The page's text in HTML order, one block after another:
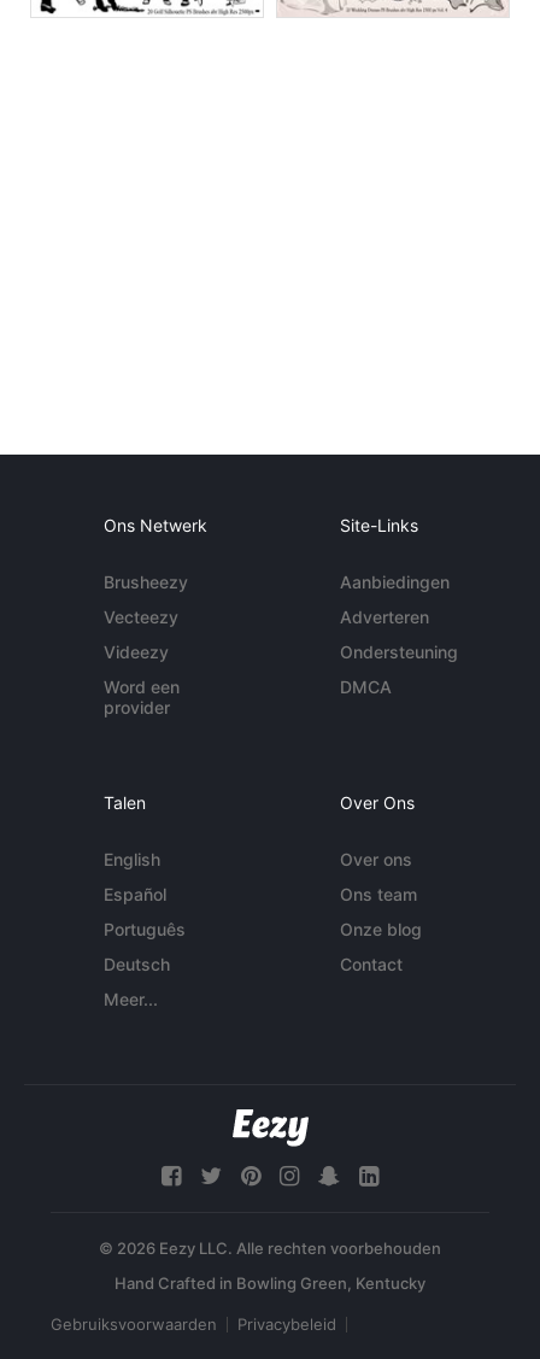
Ons Netwerk
Brusheezy
Vecteezy
Videezy
Word een
provider
Site-Links
Aanbiedingen
Adverteren
Ondersteuning
DMCA
Talen
English
Español
Português
Deutsch
Meer...
Over Ons
Over ons
Ons team
Onze blog
Contact
© 2026 Eezy LLC. Alle rechten voorbehouden
Gebruiksvoorwaarden Privacybeleid